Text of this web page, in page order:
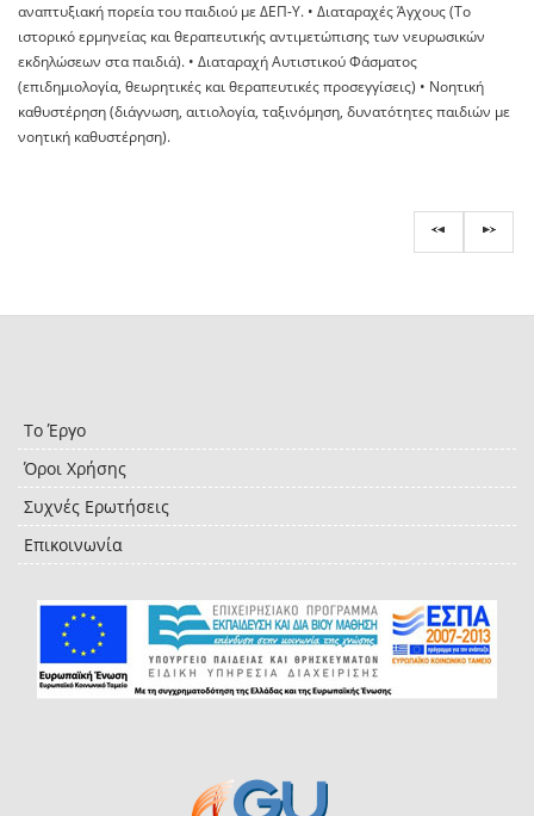
αναπτυξιακή πορεία του παιδιού µε ∆ΕΠ-Υ. • Διαταραχές Άγχους (Το
ιστορικό ερµηνείας και θεραπευτικής αντιµετώπισης των νευρωσικών
εκδηλώσεων στα παιδιά). • Διαταραχή Αυτιστικού Φάσματος
(επιδηµιολογία, θεωρητικές και θεραπευτικές προσεγγίσεις) • Νοητική
καθυστέρηση (διάγνωση, αιτιολογία, ταξινόµηση, δυνατότητες παιδιών µε
νοητική καθυστέρηση).
Το Έργο
Όροι Χρήσης
Συχνές Ερωτήσεις
Επικοινωνία